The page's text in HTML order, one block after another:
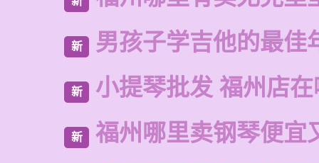
新 男孩子学吉他的最佳
新 小提琴批发 福州店
新 福州哪里卖钢琴便宜